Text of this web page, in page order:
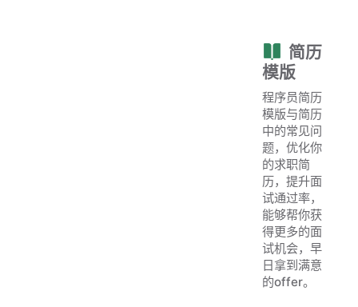
简历
模版
程序员简历
模版与简历
中的常见问
题，优化你
的求职简
历，提升面
试通过率，
能够帮你获
得更多的面
试机会，早
日拿到满意
的offer。